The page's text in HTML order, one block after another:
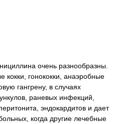
очень разнообразны.
кокки, гонококки, анаэробные
гангрену, в случаях
раневых инфекций,
эндокардитов и дает
когда другие лечебные